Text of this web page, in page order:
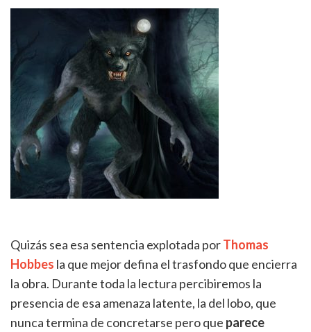
Quizás sea esa sentencia explotada porThomas
Hobbes la que mejor defina el trasfondo que encierra
la obra. Durante toda la lectura percibiremos la
presencia de esa amenaza latente, la del lobo, que
nunca termina de concretarse pero que parece